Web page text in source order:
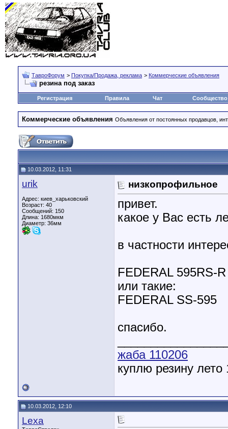
ТавроФорум > Покупка/Продажа, реклама > Коммерческие объявления
резина под заказ
Регистрация Правила Чат Сообщество
Коммерческие объявления Объявления от постоянных продавцов,
10.03.2012, 11:31
urik
Адрес: киев_харьковский
Возраст: 40
Сообщений: 150
Длина: 1680мкм
Диаметр: 36мм
низкопрофильное
привет.
какое у Вас есть
в частности
FEDERAL 595RS-
или такие:
FEDERAL SS-595
спасибо.
жаба 110206
куплю резину
10.03.2012, 12:10
Lexa